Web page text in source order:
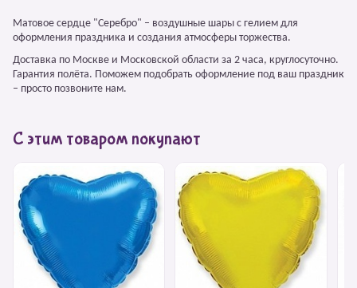
Матовое сердце "Серебро" – воздушные шары с гелием для
оформления праздника и создания атмосферы торжества.
Доставка по Москве и Московской области за 2 часа, круглосуточно.
Гарантия полёта. Поможем подобрать оформление под ваш праздник
– просто позвоните нам.
С этим товаром покупают